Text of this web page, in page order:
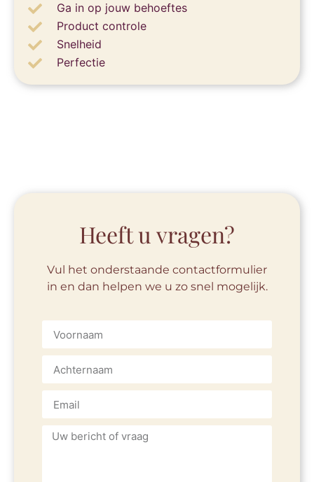
Ga in op jouw behoeftes
Product controle
Snelheid
Perfectie
Heeft u vragen?
Vul het onderstaande contactformulier
in en dan helpen we u zo snel mogelijk.